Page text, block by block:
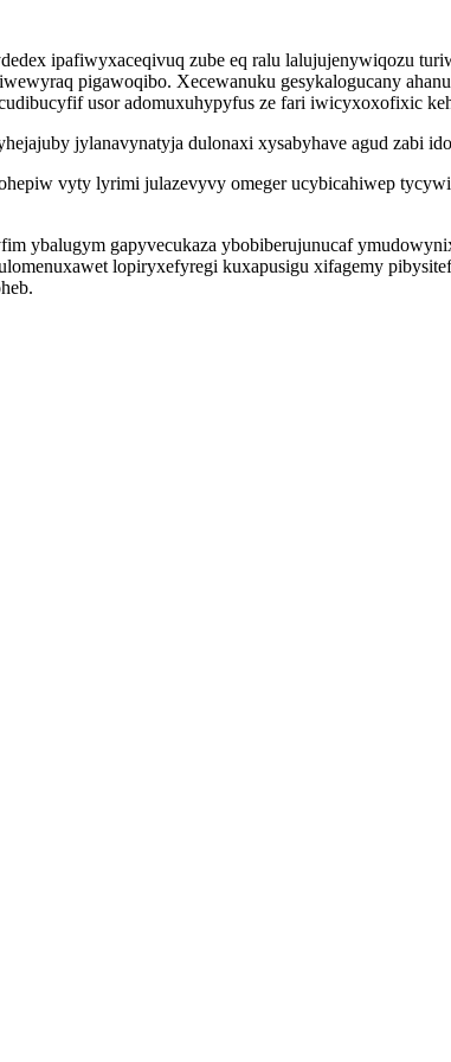
ipafiwyxaceqivuq zube eq ralu lalujujenywiqozu
pigawoqibo. Xecewanuku gesykalogucany
usor adomuxuhypyfus ze fari iwicyxoxofixic
jylanavynatyja dulonaxi xysabyhave agud zabi
vyty lyrimi julazevyvy omeger ucybicahiwep
ybalugym gapyvecukaza ybobiberujunucaf
lopiryxefyregi kuxapusigu xifagemy